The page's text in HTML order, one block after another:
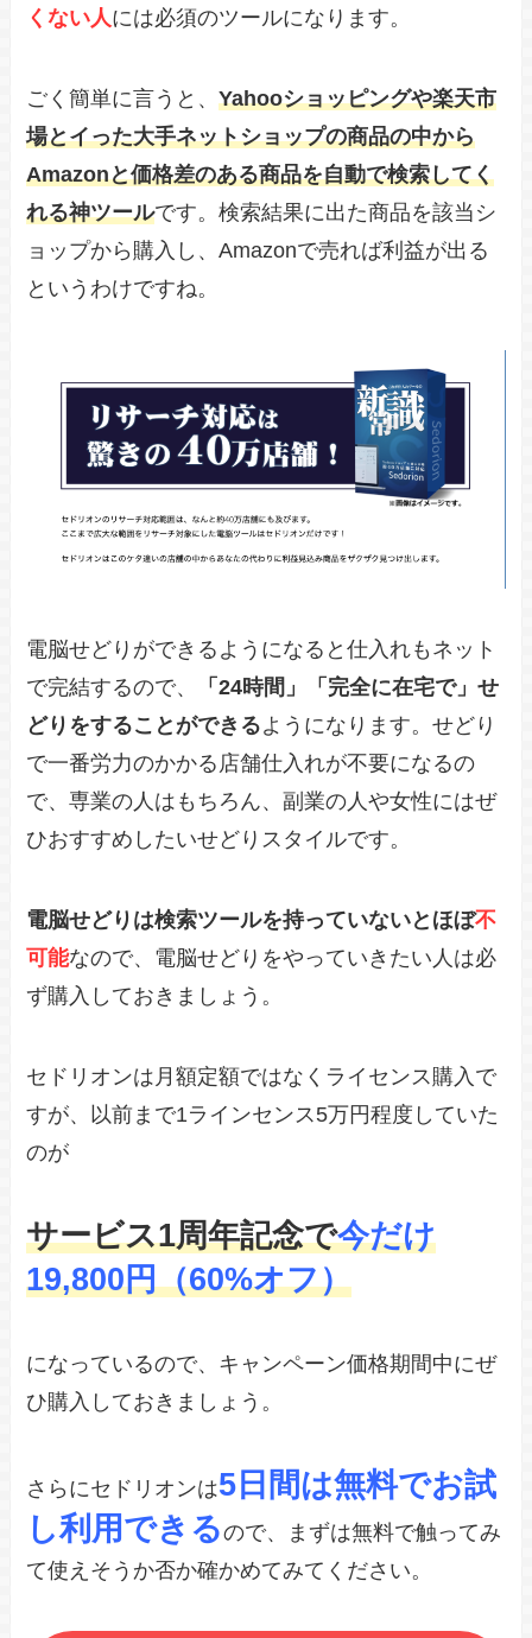
くない人 には必須のツールになります。
ごく簡単に言うと、Yahooショッピングや楽天市
場とイった大手ネットショップの商品の中から
Amazonと価格差のある商品を自動で検索してく
れる神ツールです。検索結果に出た商品を該当シ
ョップから購入し、Amazonで売れば利益が出る
というわけですね。
電脳せどりができるようになると仕入れもネット
で完結するので、
「24時間」「完全に在宅で」せ
どりをすることができるようになります。せどり
で一番労力のかかる店舗仕入れが不要になるの
で、専業の人はもちろん、副業の人や女性にはぜ
ひおすすめしたいせどりスタイルです。
電脳せどりは検索ツールを持っていないとほぼ不
可能なので、電脳せどりをやっていきたい人は必
ず購入しておきましょう。
セドリオンは月額定額ではなくライセンス購入で
すが、以前まで1ラインセンス5万円程度していた
のが
サービス1周年記念で今だけ
19,800円（60%オフ）
になっているので、キャンペーン価格期間中にぜ
ひ購入しておきましょう。
さらにセドリオンは5日間は無料でお試
し利用できるので、まずは無料で触ってみ
て使えそうか否か確かめてみてください。